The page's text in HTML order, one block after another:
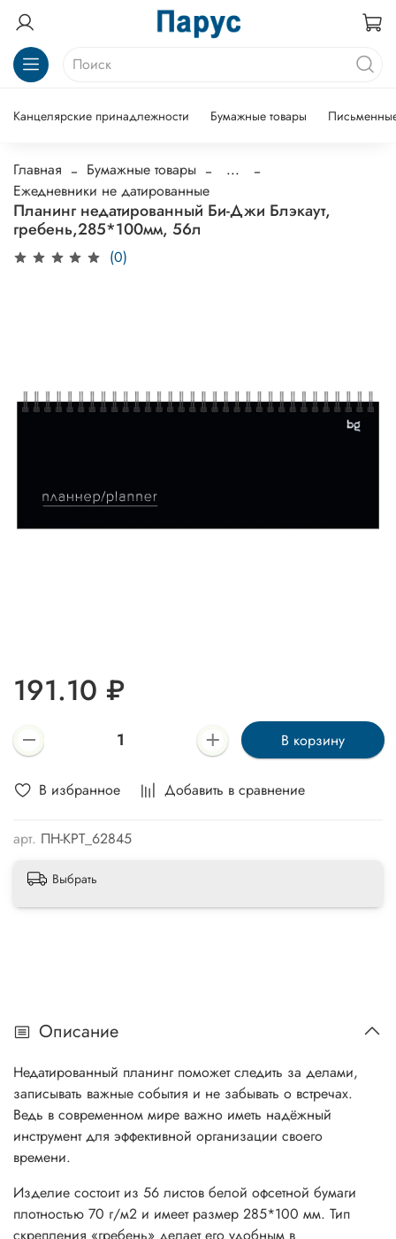
Канцелярские принадлежности Бумажные товары
Главная Бумажные товары
...
Ежедневники не датированные
Планинг недатированный Би-Джи Блэкаут,
гребень,285*100мм, 56л
(0)
В избранное Добавить в сравнение
арт. ПН-КРТ_62845
191.10 ₽
В корзину
Выбрать
Описание
Недатированный планинг поможет следить за делами,
записывать важные события и не забывать о встречах.
Ведь в современном мире важно иметь надёжный
инструмент для эффективной организации своего
времени.
Изделие состоит из 56 листов белой офсетной бумаги
плотностью 70 г/м2 и имеет размер 285*100 мм. Тип